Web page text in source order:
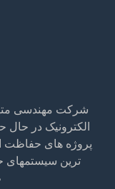
شرکت مهندسی متین
الکترونیک در
پروژه های حفاظت
ترین سیستمهای